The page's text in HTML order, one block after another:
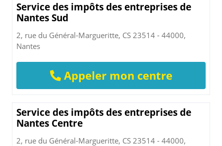
Service des impôts des entreprises de
Nantes Sud
2, rue du Général-Margueritte, CS 23514 - 44000,
Nantes
Appeler mon centre
Service des impôts des entreprises de
Nantes Centre
2, rue du Général-Margueritte, CS 23514 - 44000,